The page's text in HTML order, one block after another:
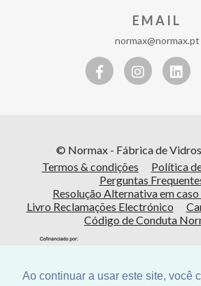
Ao continuar a usar este site, você
EMAIL
normax@normax.pt
© Normax - Fábrica de
Termos & condições
Política
Perguntas
Resolução Alternativa em
Livro Reclamações Electrónico
Código de Conduta